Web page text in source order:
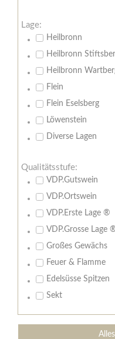
Lage:
Heilbronn
Heilbronn
Heilbronn
Flein
Flein Eselsberg
Löwenstein
Diverse Lagen
Qualitätsstufe:
VDP.Gutswein
VDP.Ortswein
VDP.Erste Lage ®
VDP.Grosse Lage
Großes Gewächs
Feuer & Flamme
Edelsüsse Spitzen
Sekt